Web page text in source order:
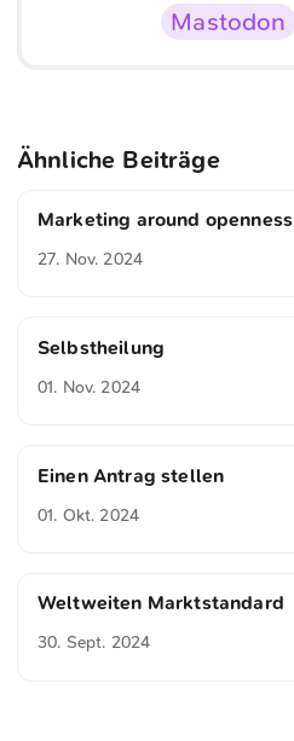
Mastodon
Ähnliche Beiträge
Marketing around openness
27. Nov. 2024
Selbstheilung
01. Nov. 2024
Einen Antrag stellen
01. Okt. 2024
Weltweiten Marktstandard
30. Sept. 2024